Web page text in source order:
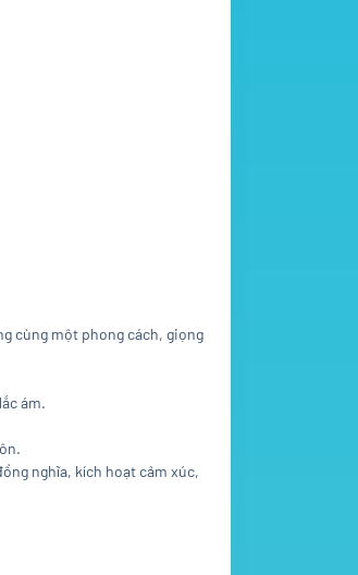
cùng một phong cách, giọng
ám.
nghĩa, kích hoạt cảm xúc,